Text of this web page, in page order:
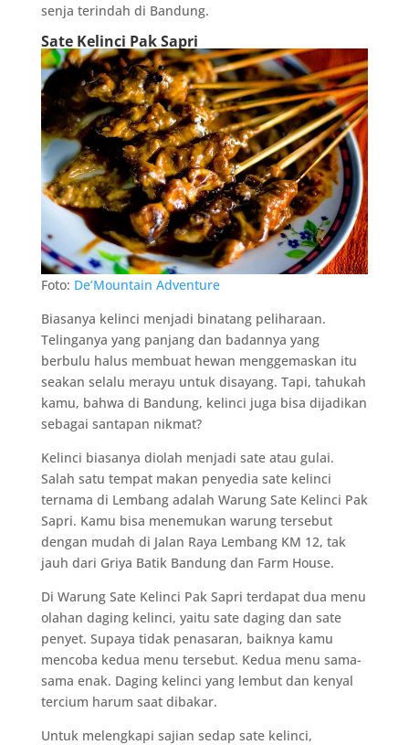
senja terindah di Bandung.
Sate Kelinci Pak Sapri
Foto: De’Mountain Adventure
Biasanya kelinci menjadi binatang peliharaan.
Telinganya yang panjang dan badannya yang
berbulu halus membuat hewan menggemaskan itu
seakan selalu merayu untuk disayang. Tapi, tahukah
kamu, bahwa di Bandung, kelinci juga bisa dijadikan
sebagai santapan nikmat?
Kelinci biasanya diolah menjadi sate atau gulai.
Salah satu tempat makan penyedia sate kelinci
ternama di Lembang adalah Warung Sate Kelinci Pak
Sapri. Kamu bisa menemukan warung tersebut
dengan mudah di Jalan Raya Lembang KM 12, tak
jauh dari Griya Batik Bandung dan Farm House.
Di Warung Sate Kelinci Pak Sapri terdapat dua menu
olahan daging kelinci, yaitu sate daging dan sate
penyet. Supaya tidak penasaran, baiknya kamu
mencoba kedua menu tersebut. Kedua menu sama-
sama enak. Daging kelinci yang lembut dan kenyal
tercium harum saat dibakar.
Untuk melengkapi sajian sedap sate kelinci,